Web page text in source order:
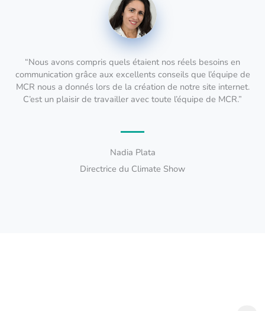
“Nous avons compris quels étaient nos réels besoins en
communication grâce aux excellents conseils que l’équipe de
MCR nous a donnés lors de la création de notre site internet.
C’est un plaisir de travailler avec toute l’équipe de MCR.”
Nadia Plata
Directrice du Climate Show